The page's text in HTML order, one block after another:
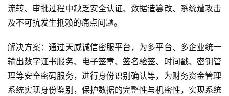
流转、审批过程中缺乏安全认证、数据造篡改、系统遭攻击
及不可抗发生抵赖的痛点问题。
解决方案：通过天威诚信密服平台，为多平台、多企业统一
输出数字证书服务、电子签章、签名验签、时间戳、密钥管
理等安全密码服务，进行身份识别确认等，为财务资金管理
系统实现身份鉴别，保护数据的完整性与机密性，实现系统